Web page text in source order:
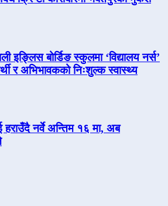
इङ्लिस बोर्डिङ स्कुलमा ‘विद्यालय नर्स’
र अभिभावकको निःशुल्क स्वास्थ्य
नर्वे अन्तिम १६ मा, अब